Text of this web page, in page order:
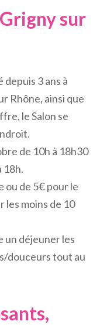
sur
depuis 3 ans à
Rhône, ainsi que
le Salon se
de 10h à 18h30
18h.
ou de 5€ pour le
les moins de 10
un déjeuner les
douceurs tout au